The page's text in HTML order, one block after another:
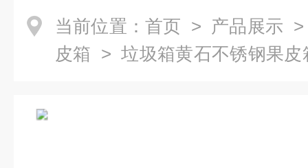
当前位置： 首页 > 产品展示
皮箱 > 垃圾箱黄石不锈钢果